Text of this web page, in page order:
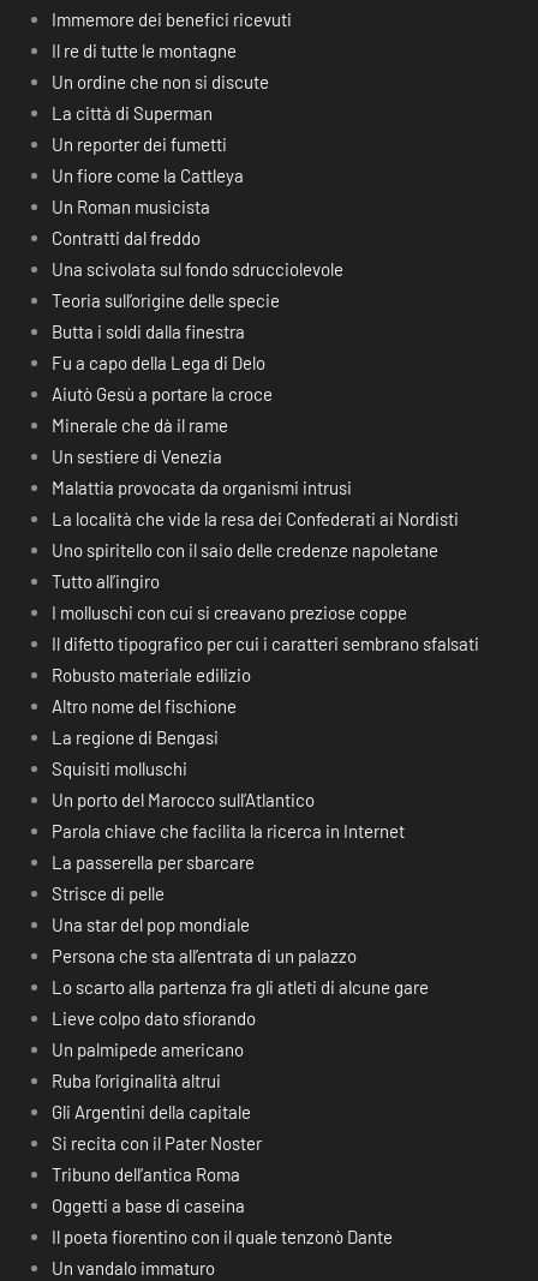
Immemore dei benefici ricevuti
Il re di tutte le montagne
Un ordine che non si discute
La città di Superman
Un reporter dei fumetti
Un fiore come la Cattleya
Un Roman musicista
Contratti dal freddo
Una scivolata sul fondo sdrucciolevole
Teoria sull’origine delle specie
Butta i soldi dalla finestra
Fu a capo della Lega di Delo
Aiutò Gesù a portare la croce
Minerale che dà il rame
Un sestiere di Venezia
Malattia provocata da organismi intrusi
La località che vide la resa dei Confederati ai Nordisti
Uno spiritello con il saio delle credenze napoletane
Tutto all’ingiro
I molluschi con cui si creavano preziose coppe
Il difetto tipografico per cui i caratteri sembrano sfalsati
Robusto materiale edilizio
Altro nome del fischione
La regione di Bengasi
Squisiti molluschi
Un porto del Marocco sull’Atlantico
Parola chiave che facilita la ricerca in Internet
La passerella per sbarcare
Strisce di pelle
Una star del pop mondiale
Persona che sta all’entrata di un palazzo
Lo scarto alla partenza fra gli atleti di alcune gare
Lieve colpo dato sfiorando
Un palmipede americano
Ruba l’originalità altrui
Gli Argentini della capitale
Si recita con il Pater Noster
Tribuno dell’antica Roma
Oggetti a base di caseina
Il poeta fiorentino con il quale tenzonò Dante
Un vandalo immaturo